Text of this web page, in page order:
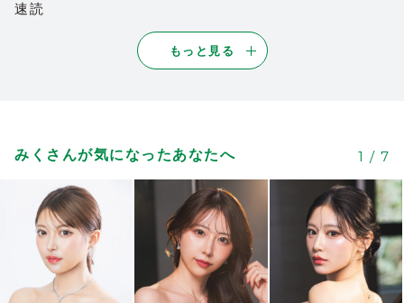
な女性です。
応援してます^ ^
2026/06/02 | ID:QNeOs8IViz
おもろいしめちゃくちゃ頑張ってる！SNS
性格がかなり良さそうです。冗談とかも通
じるので会話も楽しいです。
LINEとかもマメなので一生懸命お客さん
のことを考えて接客してくれるタイプで
2
速読
もっと見る
みくさんが気になったあなたへ 1 / 7